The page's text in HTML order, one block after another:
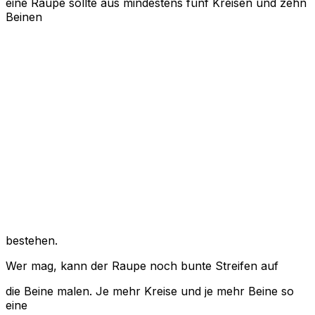
Beinen
bestehen.
Wer mag, kann der Raupe noch bunte Streifen auf
die Beine malen. Je mehr Kreise und je mehr Beine so
eine